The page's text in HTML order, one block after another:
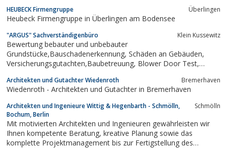
HEUBECK Firmengruppe Überlingen
Heubeck Firmengruppe in Überlingen am Bodensee
"ARGUS" Sachverständigenbüro Klein Kussewitz
Bewertung bebauter und unbebauter
Grundstücke,Bauschadenerkennung, Schäden an Gebäuden,
Versicherungsgutachten,Baubetreuung, Blower Door Test,
Schimmelpilzerkennung- Ursachenlokalisierung, geprüftes und
zertifiziertes Mitglied im BDSF eV.und im SVM eV.
Architekten und Gutachter Wiedenroth Bremerhaven
Wiedenroth - Architekten und Gutachter in Bremerhaven
Architekten und Ingenieure Wittig & Hegenbarth - Schmölln,
Bochum, Berlin
Schmölln
Mit motivierten Architekten und Ingenieuren gewährleisten wir
Ihnen kompetente Beratung, kreative Planung sowie das
komplette Projektmanagement bis zur Fertigstellung des